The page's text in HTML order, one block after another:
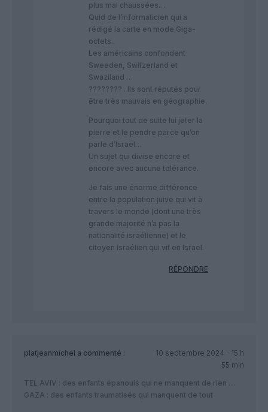
plus mal chaussées….
Quid de l’informaticien qui a
rédigé la carte en mode Giga-
octets..
Les américains confondent
Sweeden, Switzerland et
Swaziland …
???????? . Ils sont réputés pour
être très mauvais en géographie.
Pourquoi tout de suite lui jeter la
pierre et le pendre parce qu’on
parle d’Israël…
Un sujet qui divise encore et
encore avec aucune tolérance.
Je fais une énorme différence
entre la population juive qui vit à
travers le monde (dont une très
grande majorité n’a pas la
nationalité israélienne) et le
citoyen israélien qui vit en Israël.
RÉPONDRE
platjeanmichel a commenté :
10 septembre 2024 - 15 h
55 min
TEL AVIV : des enfants épanouis qui ne manquent de rien …
GAZA : des enfants traumatisés qui manquent de tout